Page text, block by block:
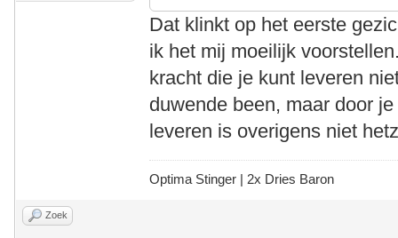
Dat klinkt op het eerste
ik het mij moeilijk
kracht die je kunt leveren
duwende been, maar door
leveren is overigens niet
Optima Stinger | 2x Dries Baron
Zoek